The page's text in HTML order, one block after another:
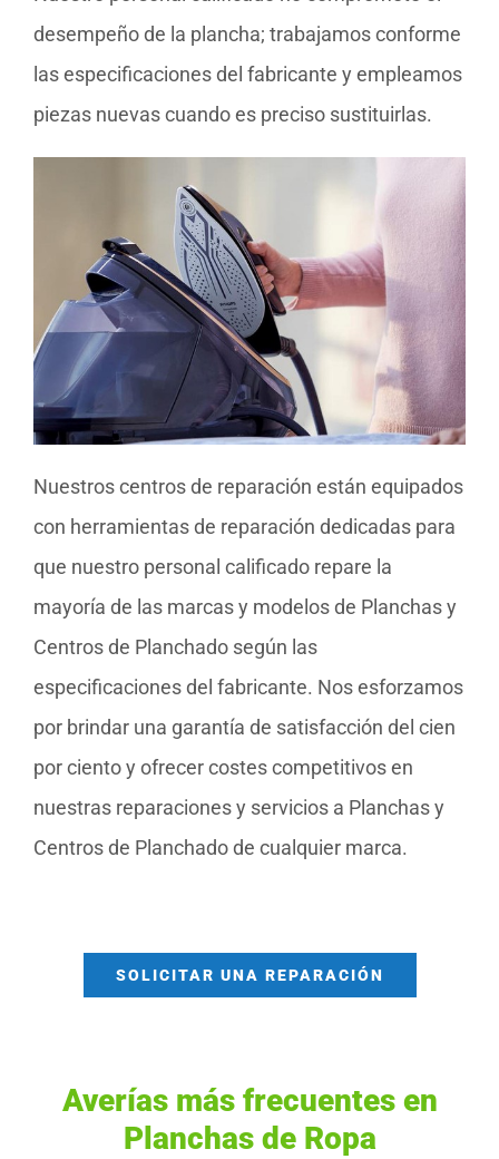
desempeño de la plancha; trabajamos conforme
las especificaciones del fabricante y empleamos
piezas nuevas cuando es preciso sustituirlas.
Nuestros centros de reparación están equipados
con herramientas de reparación dedicadas para
que nuestro personal calificado repare la
mayoría de las marcas y modelos de Planchas y
Centros de Planchado según las
especificaciones del fabricante. Nos esforzamos
por brindar una garantía de satisfacción del cien
por ciento y ofrecer costes competitivos en
nuestras reparaciones y servicios a Planchas y
Centros de Planchado de cualquier marca.
SOLICITAR UNA REPARACIÓN
Averías más frecuentes en
Planchas de Ropa